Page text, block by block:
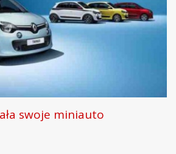
swoje miniauto